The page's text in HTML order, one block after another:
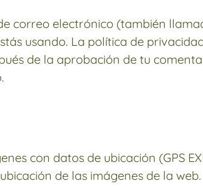
correo electrónico (también
usando. La política de
de la aprobación de tu
con datos de ubicación (GPS
de las imágenes de la web.